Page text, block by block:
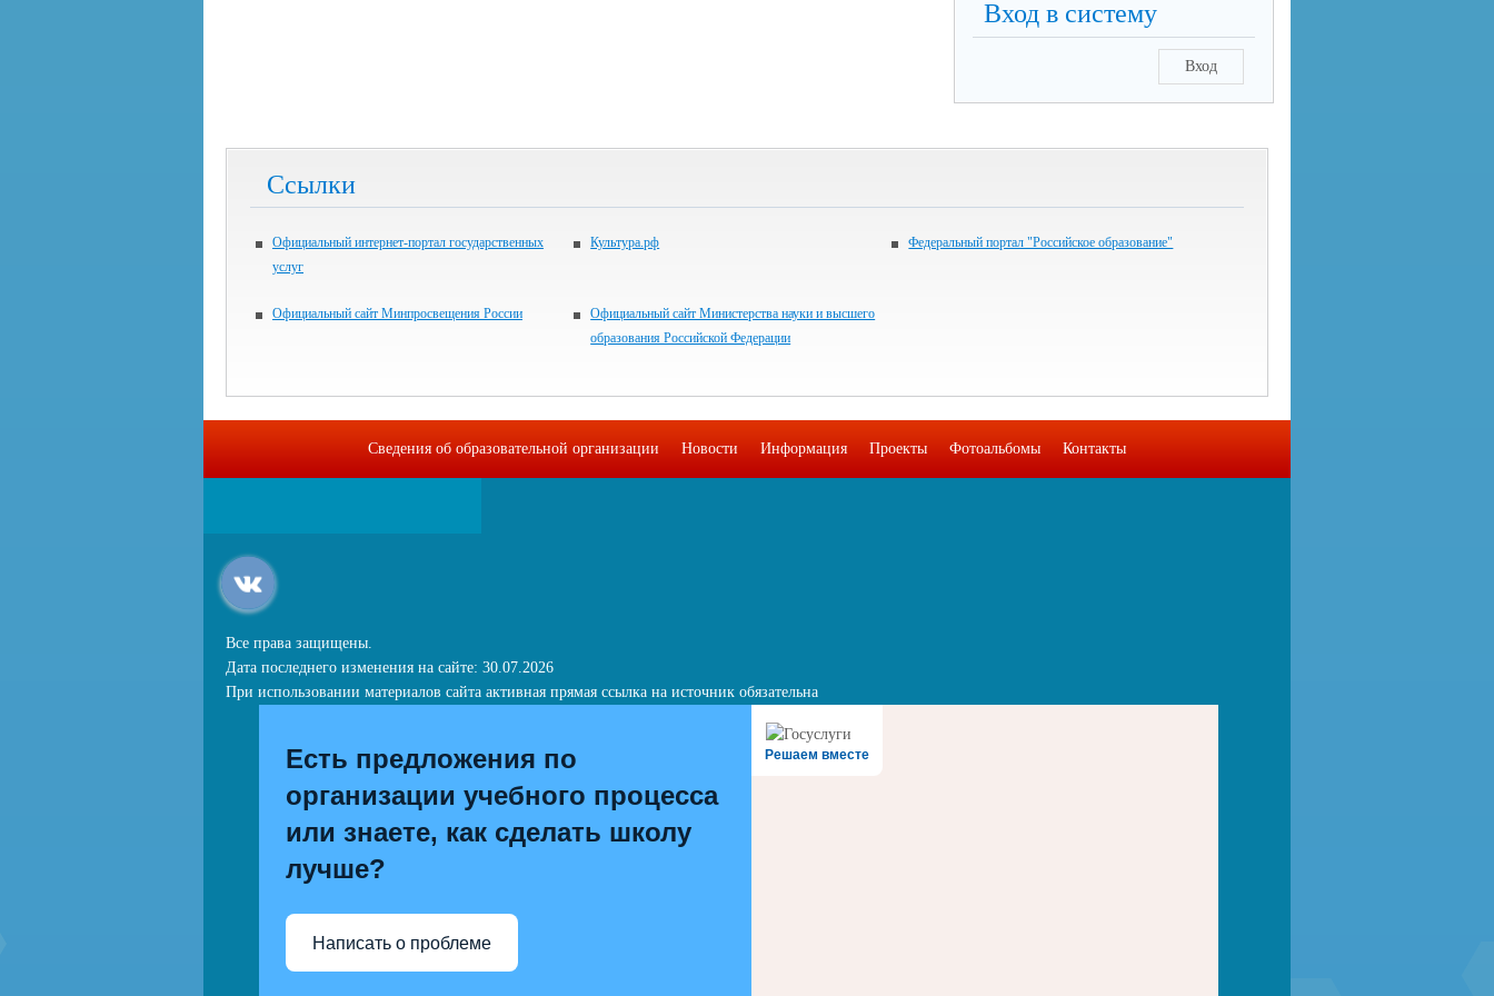
Вход в систему
Вход
Ссылки
Официальный интернет-портал государственных
услуг
Культура.рф Федеральный портал "Российское образование"
Официальный сайт Минпросвещения России
Официальный сайт Министерства науки и высшего
образования Российской Федерации
Сведения об образовательной организации Новости Информация Проекты Фотоальбомы Контакты
Все права защищены.
Дата последнего изменения на сайте: 30.07.2026
При использовании материалов сайта активная прямая ссылка на источник обязательна
Решаем вместе
Есть предложения по
организации учебного процесса
или знаете, как сделать школу
лучше?
Написать о проблеме